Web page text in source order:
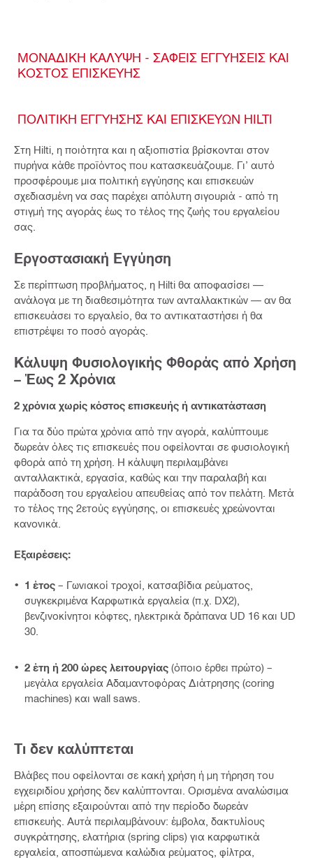
ΜΟΝΑΔΙΚΉ ΚΆΛΥΨΗ - ΣΑΦΕΊΣ ΕΓΓΥΉΣΕΙΣ ΚΑΙ
ΚΌΣΤΟΣ ΕΠΙΣΚΕΥΉΣ
ΠΟΛΙΤΙΚΉ ΕΓΓΎΗΣΗΣ ΚΑΙ ΕΠΙΣΚΕΥΏΝ HILTI
Στη Hilti, η ποιότητα και η αξιοπιστία βρίσκονται στον
πυρήνα κάθε προϊόντος που κατασκευάζουμε. Γι’ αυτό
προσφέρουμε μια πολιτική εγγύησης και επισκευών
σχεδιασμένη να σας παρέχει απόλυτη σιγουριά - από τη
στιγμή της αγοράς έως το τέλος της ζωής του εργαλείου
σας.
Εργοστασιακή Εγγύηση
Σε περίπτωση προβλήματος, η Hilti θα αποφασίσει —
ανάλογα με τη διαθεσιμότητα των ανταλλακτικών — αν θα
επισκευάσει το εργαλείο, θα το αντικαταστήσει ή θα
επιστρέψει το ποσό αγοράς.
Κάλυψη Φυσιολογικής Φθοράς από Χρήση
– Έως 2 Χρόνια
2 χρόνια χωρίς κόστος επισκευής ή αντικατάσταση
Για τα δύο πρώτα χρόνια από την αγορά, καλύπτουμε
δωρεάν όλες τις επισκευές που οφείλονται σε φυσιολογική
φθορά από τη χρήση. Η κάλυψη περιλαμβάνει
ανταλλακτικά, εργασία, καθώς και την παραλαβή και
παράδοση του εργαλείου απευθείας από τον πελάτη. Μετά
το τέλος της 2ετούς εγγύησης, οι επισκευές χρεώνονται
κανονικά.
Εξαιρέσεις:
1 έτος – Γωνιακοί τροχοί, κατσαβίδια ρεύματος,
συγκεκριμένα Καρφωτικά εργαλεία (π.χ. DX2),
βενζινοκίνητοι κόφτες, ηλεκτρικά δράπανα UD 16 και UD
30.
2 έτη ή 200 ώρες λειτουργίας (όποιο έρθει πρώτο) –
μεγάλα εργαλεία Αδαμαντοφόρας Διάτρησης (coring
machines) και wall saws.
Τι δεν καλύπτεται
Βλάβες που οφείλονται σε κακή χρήση ή μη τήρηση του
εγχειριδίου χρήσης δεν καλύπτονται. Ορισμένα αναλώσιμα
μέρη επίσης εξαιρούνται από την περίοδο δωρεάν
επισκευής. Αυτά περιλαμβάνουν: έμβολα, δακτυλίους
συγκράτησης, ελατήρια (spring clips) για καρφωτικά
εργαλεία, αποσπώμενα καλώδια ρεύματος, φίλτρα,